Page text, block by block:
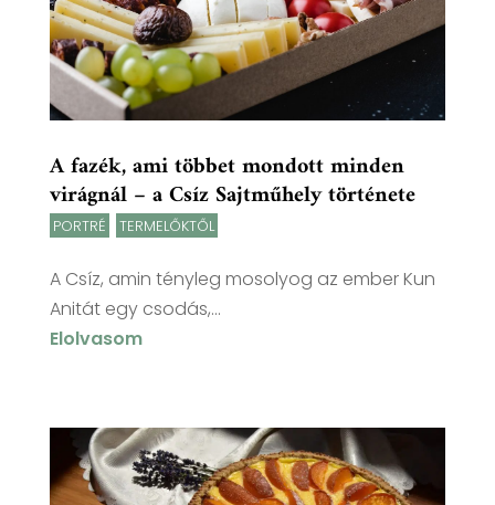
A fazék, ami többet mondott minden
virágnál – a Csíz Sajtműhely története
PORTRÉ TERMELŐKTŐL
A Csíz, amin tényleg mosolyog az ember Kun
Anitát egy csodás,...
Elolvasom